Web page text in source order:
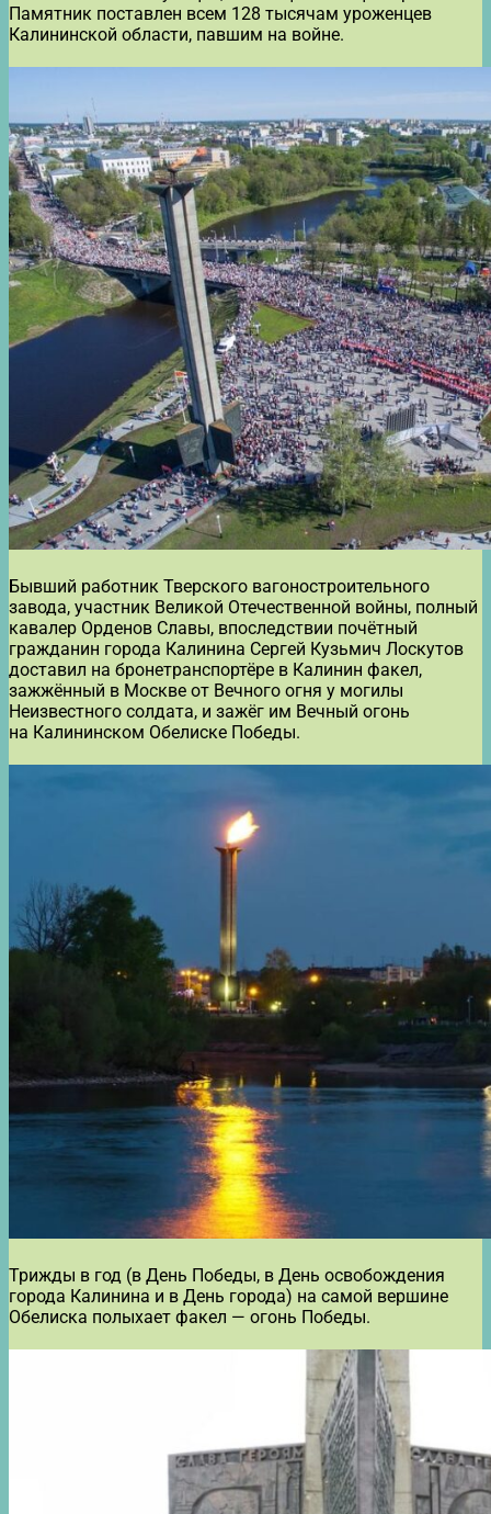
Памятник поставлен всем 128 тысячам уроженцев
Калининской области, павшим на войне.
Бывший работник Тверского вагоностроительного
завода, участник Великой Отечественной войны, полный
кавалер Орденов Славы, впоследствии почётный
гражданин города Калинина Сергей Кузьмич Лоскутов
доставил на бронетранспортёре в Калинин факел,
зажжённый в Москве от Вечного огня у могилы
Неизвестного солдата, и зажёг им Вечный огонь
на Калининском Обелиске Победы.
Трижды в год (в День Победы, в День освобождения
города Калинина и в День города) на самой вершине
Обелиска полыхает факел — огонь Победы.